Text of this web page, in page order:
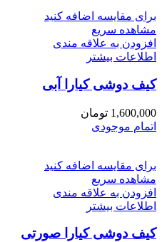
برای مقایسه اضافه کنید
مشاهده سریع
افزودن به علاقه مندی
اطلاعات بیشتر
کیف دوشی کیارا آبی
1,600,000 تومان
اتمام موجودی
برای مقایسه اضافه کنید
مشاهده سریع
افزودن به علاقه مندی
اطلاعات بیشتر
کیف دوشی کیارا صورتی